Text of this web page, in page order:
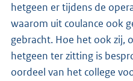
hetgeen er tijdens de
waarom uit coulance ook
gebracht. Hoe het ook zij,
hetgeen ter zitting is
oordeel van het college